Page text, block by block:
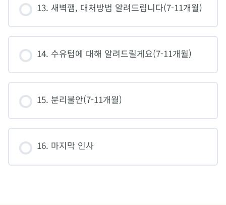
13. 새벽깸, 대처방법 알려드립니다(7-11개월)
14. 수유텀에 대해 알려드릴게요(7-11개월)
15. 분리불안(7-11개월)
16. 마지막 인사